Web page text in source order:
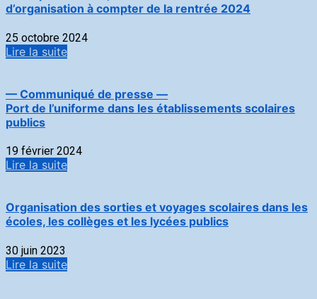
d’organisation à compter de la rentrée 2024
25 octobre 2024
Lire la suite
— Communiqué de presse —
Port de l’uniforme dans les établissements scolaires
publics
19 février 2024
Lire la suite
Organisation des sorties et voyages scolaires dans les
écoles, les collèges et les lycées publics
30 juin 2023
Lire la suite